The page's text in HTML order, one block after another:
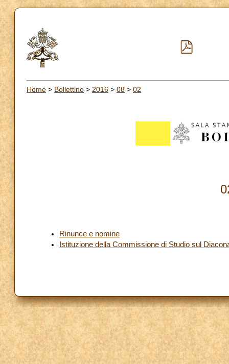
Home > Bollettino > 2016 > 08 > 02
Rinunce e nomine
Istituzione della Commissione di Studio sul